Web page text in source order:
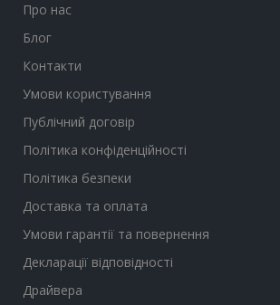
Про нас
Блог
Контакти
Умови користування
Публічний договір
Політика конфіденційності
Політика безпеки
Доставка та оплата
Умови гарантії та повернення
Декларації відповідності
Драйвера